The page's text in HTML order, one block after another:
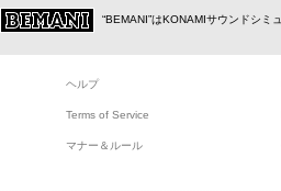
“BEMANI”はKONAMIサウンドシミ
ヘルプ
Terms of Service
マナー＆ルール